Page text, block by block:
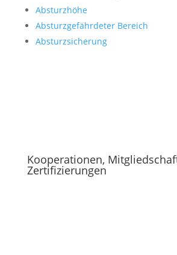
Absturzhöhe
Absturzgefährdeter Bereich
Absturzsicherung
Kooperationen,
Zertifizierungen